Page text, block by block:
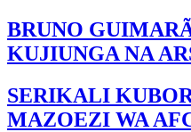
BRUNO
KUJIUNGA NA
SERIKALI
MAZOEZI WA